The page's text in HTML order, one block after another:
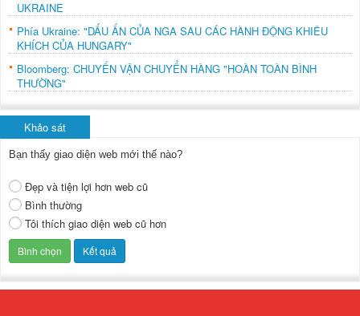
UKRAINE
Phía Ukraine: "DẤU ẤN CỦA NGA SAU CÁC HÀNH ĐỘNG KHIÊU
KHÍCH CỦA HUNGARY"
Bloomberg: CHUYẾN VẬN CHUYỂN HÀNG "HOÀN TOÀN BÌNH
THƯỜNG"
Khảo sát
Bạn thấy giao diện web mới thế nào?
Đẹp và tiện lợi hơn web cũ
Bình thường
Tôi thích giao diện web cũ hơn